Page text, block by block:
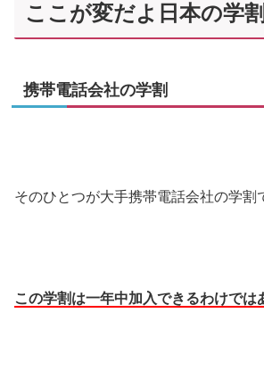
ここが変だよ日本の学割
携帯電話会社の学割
そのひとつが大手携帯電話会社の学割
この学割は一年中加入できるわけでは